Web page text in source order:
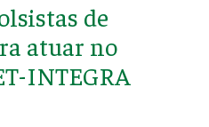
de
atuar no
INTEGRA